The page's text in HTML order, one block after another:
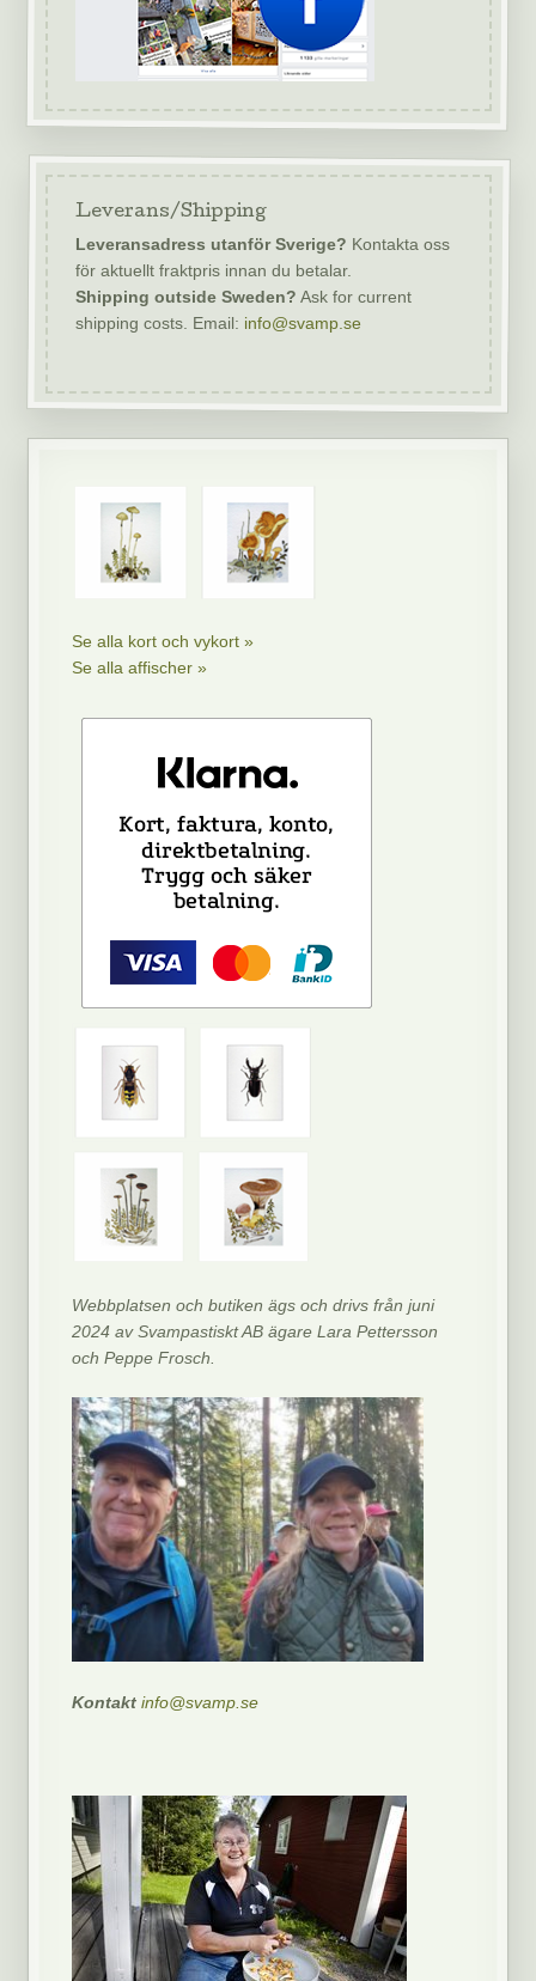
Leverans/Shipping
Leveransadress utanför Sverige? Kontakta oss
för aktuellt fraktpris innan du betalar.
Shipping outside Sweden? Ask for current
shipping costs. Email: info@svamp.se
Se alla kort och vykort »
Se alla affischer »
Webbplatsen och butiken ägs och drivs från juni
2024 av Svampastiskt AB ägare Lara Pettersson
och Peppe Frosch.
Kontaktinfo@svamp.se